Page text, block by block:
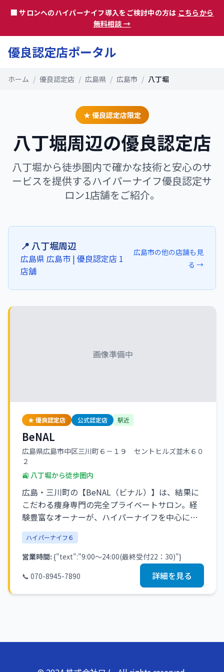
🏢 サロンへのハイパーナイフ導入をご検討中の方は こちらから
無料相談 →
優良認定店ポータル
ホーム / 優良認定店 / 広島県 / 広島市 / 八丁堀
★ 優良認定店限定
八丁堀周辺の優良認定店
八丁堀から徒歩圏内で確かな技術と安心のサ
ービスを提供するハイパーナイフ優良認定サ
ロン1店舗をご紹介。
📍 八丁堀周辺
広島県 広島市 | 優良認定店 1
店舗
広島市の他の店舗も見
る →
画像準備中
★ 優良認定店 公式認定店 駅近
BeNAL
広島県広島市中区三川町６－１９ セントヒルズ並木６０
２
🚉 八丁堀から徒歩圏内
広島・三川町の【BeNAL（ビナル）】は、結果に
こだわる痩身専門の完全プライベートサロン。経
験豊富なオーナーが、ハイパーナイフを中心に体
質や生活リズムに合わせたオーダーメイド施術を
行います。大手サロンにはない"一対一の丁寧な時
間"を通して、今以上の美しさを引き出します。
「BeNAL」は"美しくなる＝美になる"という意味
と、"Be＝なる"という強い意志から生まれた言
葉。無理な食事制限ではなく、健康的に理想のボ
て、
います。
ハイパーナイフ６
営業時間: {"text":"9:00～24:00(最終受付22：30)"}
📞 070-8945-7890 詳細を見る